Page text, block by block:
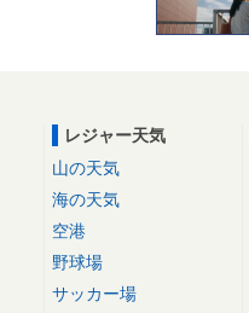
レジャー天気
山の天気
海の天気
空港
野球場
サッカー場